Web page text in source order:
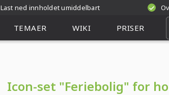
Last ned innholdet umiddelbart
TEMAER WIKI PRISER
Icon-set "Feriebolig" for